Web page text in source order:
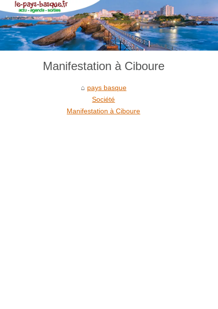
Manifestation à Ciboure
pays basque
Société
Manifestation à Ciboure